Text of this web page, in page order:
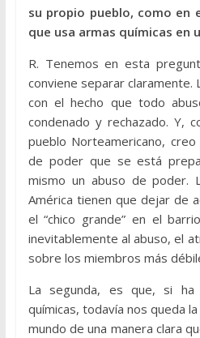
su propio pueblo, como en
que usa armas químicas en
R. Tenemos en esta
conviene separar
con el hecho que todo
condenado y rechazado. Y,
pueblo Norteamericano,
de poder que se está
mismo un abuso de poder.
América tienen que dejar de
el “chico grande” en el
inevitablemente al abuso, el
sobre los miembros más
La segunda, es que, si
químicas, todavía nos queda
mundo de una manera clara